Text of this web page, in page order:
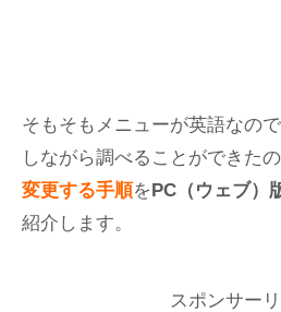
そもそもメニューが英語なの
しながら調べることができた
変更する手順をPC（ウェブ）
紹介します。
スポンサー